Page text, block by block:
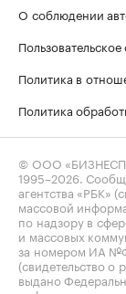
О соблюдении
Политика в
Политика
© ООО
1995–2026 .
агентства «РБК»
массовой
по надзору в
и массовых
за номером ИА
(свидетельство о
выдано